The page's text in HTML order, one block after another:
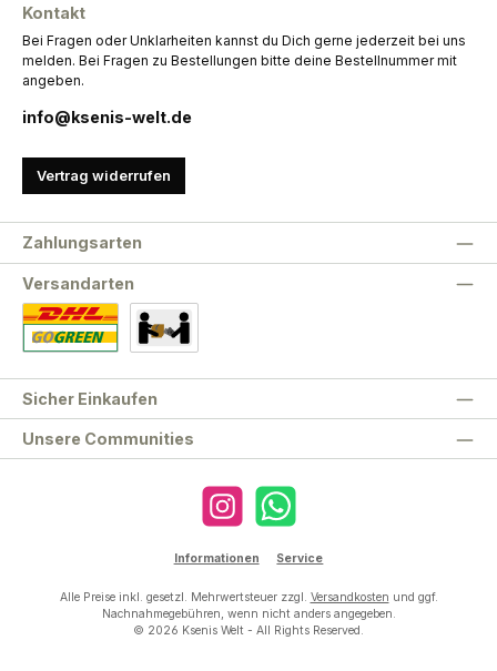
Kontakt
Bei Fragen oder Unklarheiten kannst du Dich gerne jederzeit bei uns
melden. Bei Fragen zu Bestellungen bitte deine Bestellnummer mit
angeben.
info@ksenis-welt.de
Vertrag widerrufen
Unsere Communities
Zahlungsarten
Versandarten
Sicher Einkaufen
Instagram WhatsApp
Informationen Service
Alle Preise inkl. gesetzl. Mehrwertsteuer zzgl. Versandkosten und ggf.
Nachnahmegebühren, wenn nicht anders angegeben.
© 2026 Ksenis Welt - All Rights Reserved.